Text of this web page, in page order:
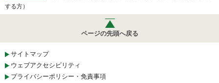
する方）
ページの先頭へ戻る
サイトマップ
ウェブアクセシビリティ
プライバシーポリシー・免責事項